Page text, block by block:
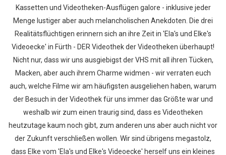
Kassetten und Videotheken-Ausflügen galore - inklusive jeder
Menge lustiger aber auch melancholischen Anekdoten. Die drei
Realitätsflüchtigen erinnern sich an ihre Zeit in 'Ela's und Elke's
Videoecke' in Fürth - DER Videothek der Videotheken überhaupt!
Nicht nur, dass wir uns ausgiebigst der VHS mit all ihren Tücken,
Macken, aber auch ihrem Charme widmen - wir verraten euch
auch, welche Filme wir am häufigsten ausgeliehen haben, warum
der Besuch in der Videothek für uns immer das Größte war und
weshalb wir zum einen traurig sind, dass es Videotheken
heutzutage kaum noch gibt, zum anderen uns aber auch nicht vor
der Zukunft verschließen wollen. Wir sind übrigens megastolz,
dass Elke vom 'Ela's und Elke's Videoecke' herself uns ein kleines